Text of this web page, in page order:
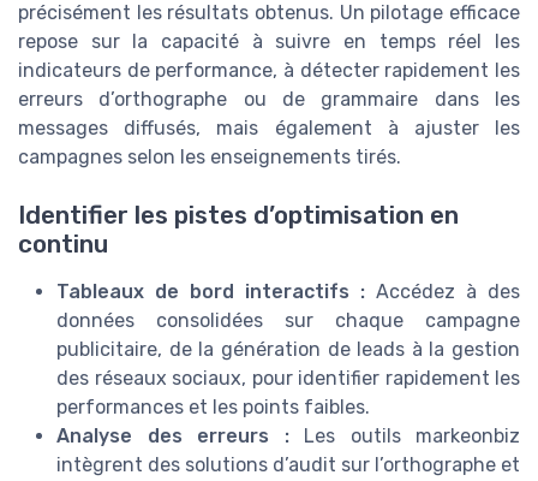
précisément les résultats obtenus. Un pilotage efficace
repose sur la capacité à suivre en temps réel les
indicateurs de performance, à détecter rapidement les
erreurs d’orthographe ou de grammaire dans les
messages diffusés, mais également à ajuster les
campagnes selon les enseignements tirés.
Identifier les pistes d’optimisation en
continu
Tableaux de bord interactifs : Accédez à des
données consolidées sur chaque campagne
publicitaire, de la génération de leads à la gestion
des réseaux sociaux, pour identifier rapidement les
performances et les points faibles.
Analyse des erreurs :Les outils markeonbiz
intègrent des solutions d’audit sur l’orthographe et